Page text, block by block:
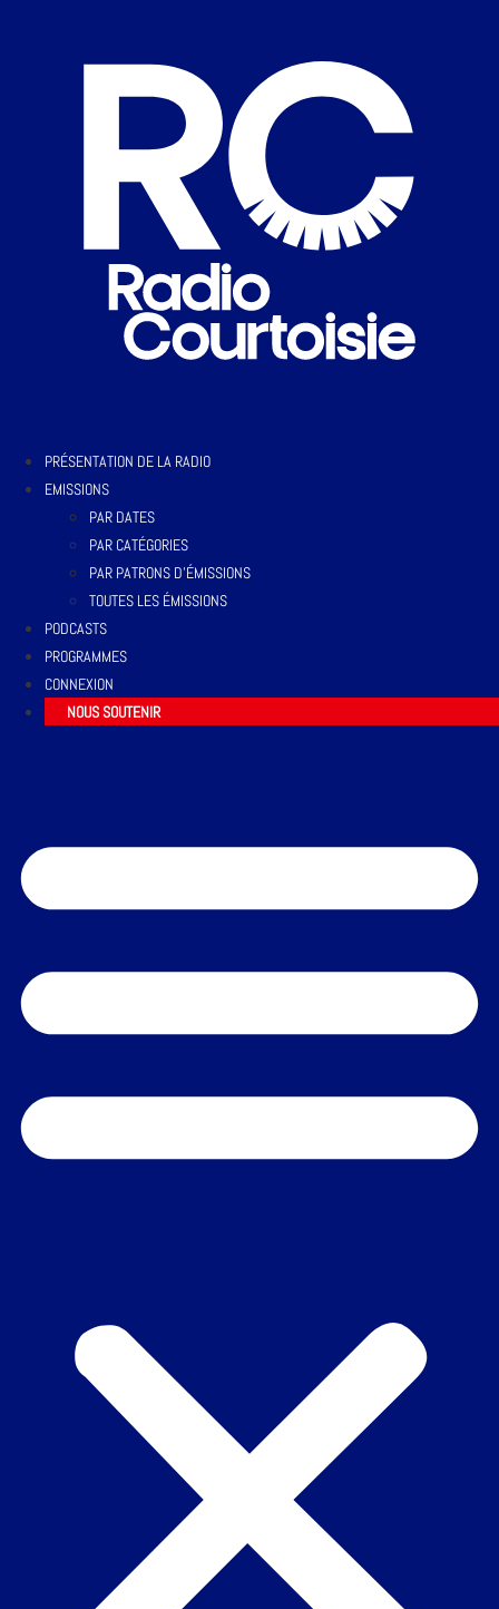
PRÉSENTATION DE LA RADIO
EMISSIONS
PAR DATES
PAR CATÉGORIES
PAR PATRONS D’ÉMISSIONS
TOUTES LES ÉMISSIONS
PODCASTS
PROGRAMMES
CONNEXION
NOUS SOUTENIR